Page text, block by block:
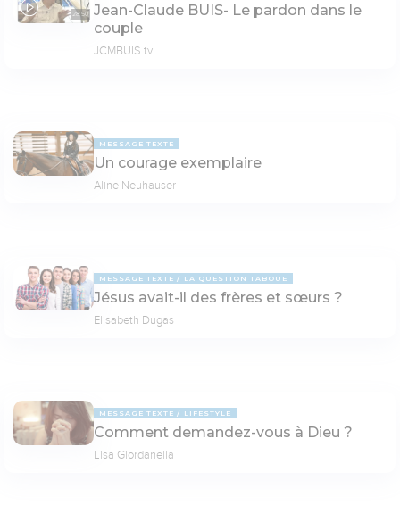
28:50
Jean-Claude BUIS- Le pardon dans le
couple
JCMBUIS.tv
MESSAGE TEXTE
Un courage exemplaire
Aline Neuhauser
MESSAGE TEXTE LA QUESTION TABOUE
Jésus avait-il des frères et sœurs ?
Elisabeth Dugas
MESSAGE TEXTE LIFESTYLE
Comment demandez-vous à Dieu ?
Lisa Giordanella